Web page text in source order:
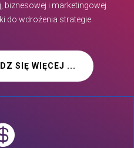
biznesowej i marketingowej
do wdrożenia strategie.
SIĘ WIĘCEJ ...